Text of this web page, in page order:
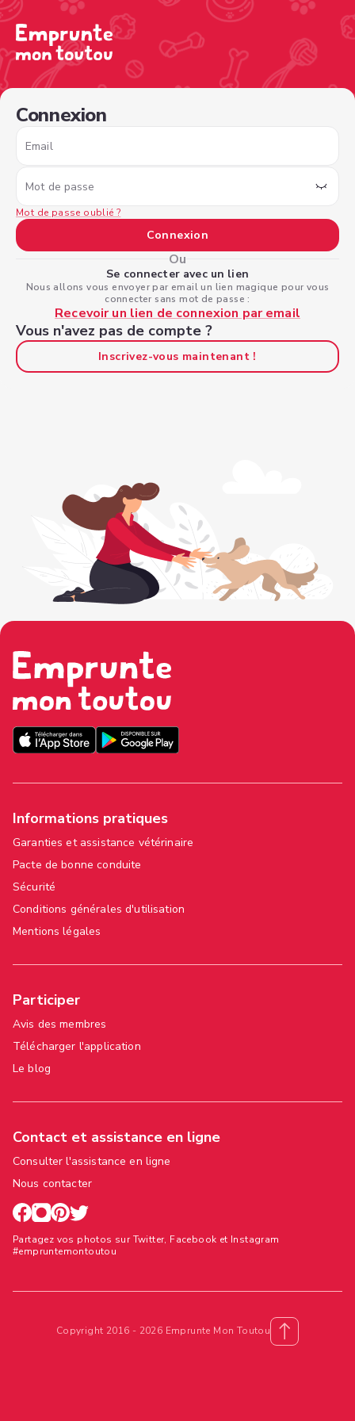
Connexion
Email
Mot de passe
Mot de passe oublié ?
Connexion
Ou
Se connecter avec un lien
Nous allons vous envoyer par email un lien magique pour vous
connecter sans mot de passe :
Recevoir un lien de connexion par email
Vous n'avez pas de compte ?
Inscrivez-vous maintenant !
Informations pratiques
Garanties et assistance vétérinaire
Pacte de bonne conduite
Sécurité
Conditions générales d'utilisation
Mentions légales
Participer
Avis des membres
Télécharger l'application
Le blog
Contact et assistance en ligne
Consulter l'assistance en ligne
Nous contacter
Partagez vos photos sur Twitter, Facebook et Instagram
#empruntemontoutou
Copyright 2016 - 2026 Emprunte Mon Toutou
/sign-in?nextPage=%2Fview-profile%2F71a547f5-9d57-